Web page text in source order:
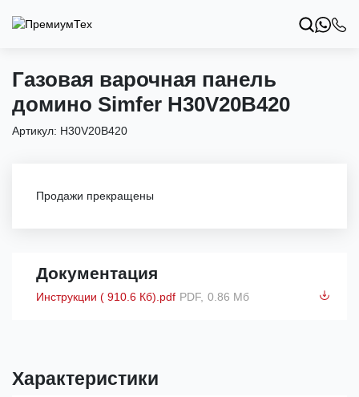
Газовая варочная панель
домино Simfer H30V20B420
Артикул: H30V20B420
Продажи прекращены
Документация
Инструкции ( 910.6 Кб).pdf PDF, 0.86 Мб
Характеристики